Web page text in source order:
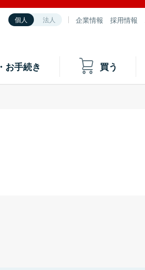
個人 法人 企業情報 採用情報
お手続き 買う